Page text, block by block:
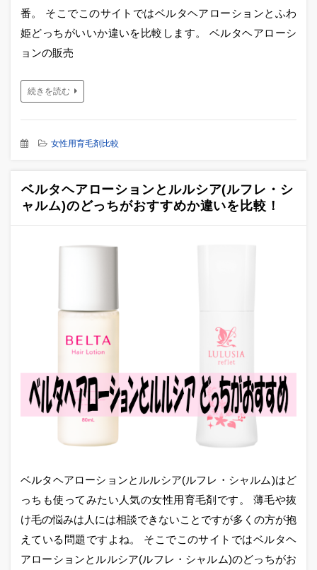
番。 そこでこのサイトではベルタヘアローションとふわ
姫どっちがいいか違いを比較します。 ベルタヘアローシ
ョンの販売
続きを読む
女性用育毛剤比較
ベルタヘアローションとルルシア(ルフレ・シ
ャルム)のどっちがおすすめか違いを比較！
ベルタヘアローションとルルシア(ルフレ・シャルム)はど
っちも使ってみたい人気の女性用育毛剤です。 薄毛や抜
け毛の悩みは人には相談できないことですが多くの方が抱
えている問題ですよね。 そこでこのサイトではベルタヘ
アローションとルルシア(ルフレ・シャルム)のどっちがお